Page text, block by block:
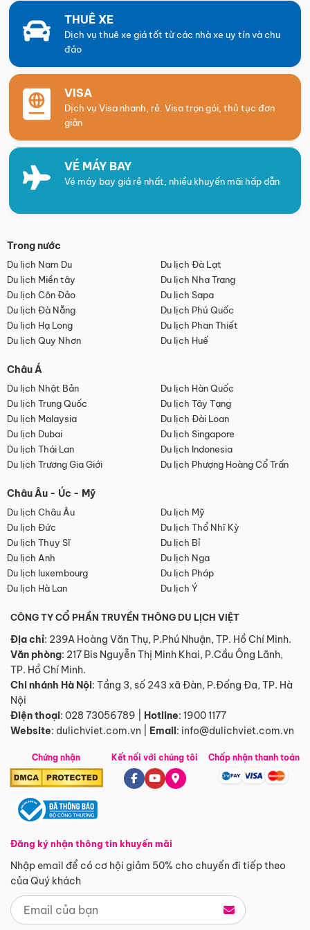
THUÊ XE
Dịch vụ thuê xe giá tốt từ các nhà xe uy tín và chu
đáo
VISA
Dịch vụ Visa nhanh, rẻ. Visa trọn gói, thủ tục đơn
giản
VÉ MÁY BAY
Vé máy bay giá rẻ nhất, nhiều khuyến mãi hấp dẫn
Trong nước
Du lịch Nam Du
Du lịch Đà Lạt
Du lịch Miền tây
Du lịch Nha Trang
Du lịch Côn Đảo
Du lịch Sapa
Du lịch Đà Nẵng
Du lịch Phú Quốc
Du lịch Hạ Long
Du lịch Phan Thiết
Du lịch Quy Nhơn
Du lịch Huế
Châu Á
Du lịch Nhật Bản
Du lịch Hàn Quốc
Du lịch Trung Quốc
Du lịch Tây Tạng
Du lịch Malaysia
Du lịch Đài Loan
Du lịch Dubai
Du lịch Singapore
Du lịch Thái Lan
Du lịch Indonesia
Du lịch Trương Gia Giới
Du lịch Phượng Hoàng Cổ Trấn
Châu Âu - Úc - Mỹ
Du lịch Châu Âu
Du lịch Mỹ
Du lịch Đức
Du lịch Thổ Nhĩ Kỳ
Du lịch Thụy Sĩ
Du lịch Bỉ
Du lịch Anh
Du lịch Nga
Du lịch luxembourg
Du lịch Pháp
Du lịch Hà Lan
Du lịch Ý
CÔNG TY CỔ PHẦN TRUYỀN THÔNG DU LỊCH VIỆT
Địa chỉ: 239A Hoàng Văn Thụ, P.Phú Nhuận, TP. Hồ Chí Minh.
Văn phòng: 217 Bis Nguyễn Thị Minh Khai, P.Cầu Ông Lãnh,
TP. Hồ Chí Minh.
Chi nhánh Hà Nội: Tầng 3, số 243 xã Đàn, P.Đống Đa, TP. Hà
Nội
Điện thoại: 028 73056789 Hotline: 1900 1177
Website: dulichviet.com.vn Email: info@dulichviet.com.vn
Chứng nhận
Đăng ký nhận thông tin khuyến mãi
Nhập email để có cơ hội giảm 50% cho chuyến đi tiếp theo
của Quý khách
Kết nối với chúng tôi Chấp nhận thanh toán